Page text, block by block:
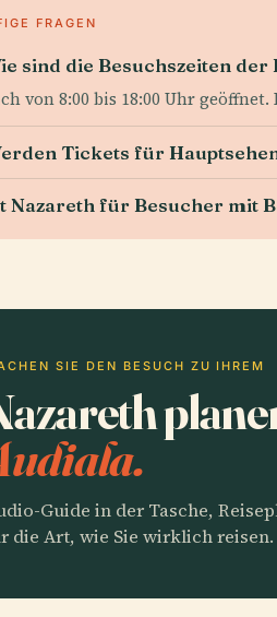
FRAGEN
sind die Besuchszeiten
von 8:00 bis 18:00 Uhr
Tickets für
Nazareth für Besucher mit
SIE DEN BESUCH ZU IHREM
Guide in der Tasche,
die Art, wie Sie wirklich reisen.